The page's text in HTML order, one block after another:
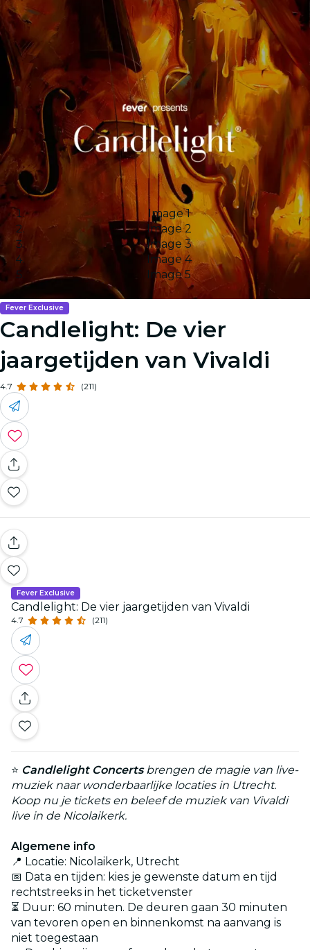
Image 1
Image 2
Image 3
Image 4
Image 5
Fever Exclusive
Candlelight: De vier
jaargetijden van Vivaldi
4.7 (211)
Fever Exclusive
Candlelight: De vier jaargetijden van Vivaldi
4.7 (211)
⭐ Candlelight Concertsbrengen de magie van live-
muziek naar wonderbaarlijke locaties in Utrecht.
Koop nu je tickets en beleef de muziek van Vivaldi
live in de Nicolaikerk.
Algemene info
📍 Locatie: Nicolaikerk, Utrecht
📅 Data en tijden: kies je gewenste datum en tijd
rechtstreeks in het ticketvenster
⏳ Duur: 60 minuten. De deuren gaan 30 minuten
van tevoren open en binnenkomst na aanvang is
niet toegestaan